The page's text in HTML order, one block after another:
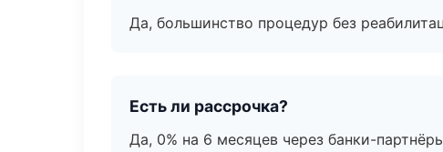
Да, большинство процедур без
Есть ли рассрочка?
Да, 0% на 6 месяцев через банки-